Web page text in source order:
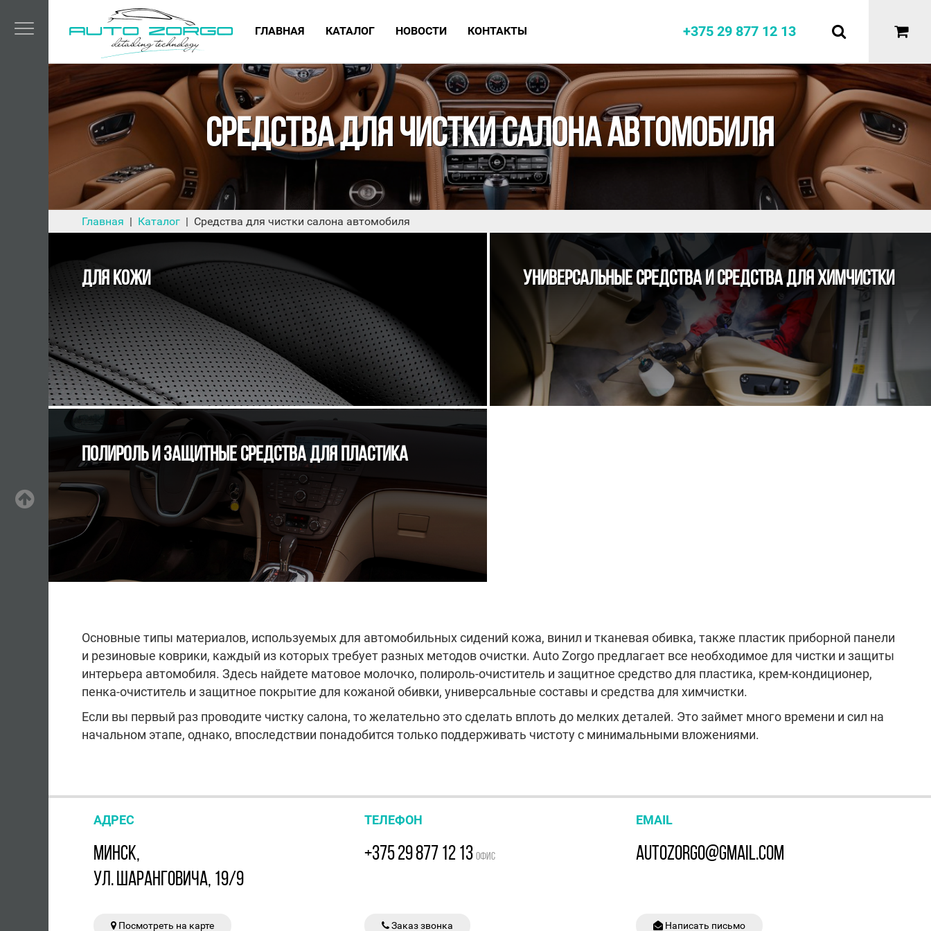
ГЛАВНАЯ КАТАЛОГ НОВОСТИ КОНТАКТЫ +375 29 877 12 13
СРЕДСТВА ДЛЯ ЧИСТКИ САЛОНА АВТОМОБИЛЯ
Главная Каталог Средства для чистки салона автомобиля
ДЛЯ КОЖИ УНИВЕРСАЛЬНЫЕ СРЕДСТВА И СРЕДСТВА ДЛЯ ХИМЧИСТКИ
ПОЛИРОЛЬ И ЗАЩИТНЫЕ СРЕДСТВА ДЛЯ ПЛАСТИКА
Основные типы материалов, используемых для автомобильных сидений кожа, винил и тканевая обивка, также пластик приборной панели
и резиновые коврики, каждый из которых требует разных методов очистки. Auto Zorgo предлагает все необходимое для чистки и защиты
интерьера автомобиля. Здесь найдете матовое молочко, полироль-очиститель и защитное средство для пластика, крем-кондиционер,
пенка-очиститель и защитное покрытие для кожаной обивки, универсальные составы и средства для химчистки.
Если вы первый раз проводите чистку салона, то желательно это сделать вплоть до мелких деталей. Это займет много времени и сил на
начальном этапе, однако, впоследствии понадобится только поддерживать чистоту с минимальными вложениями.
АДРЕС
МИНСК,
УЛ. ШАРАНГОВИЧА, 19/9
Посмотреть на карте
ТЕЛЕФОН
+375 29 877 12 13ОФИС
Заказ звонка
EMAIL
AUTOZORGO@GMAIL.COM
Написать письмо
ИЗВИНИТЕ, МАГАЗИН НЕ
РАБОТАЕТ
Приглашаем записаться на обслуживание
автомобиля в нашу детейлинг студию